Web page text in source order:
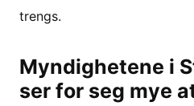
trengs.
Myndighetene i
ser for seg mye